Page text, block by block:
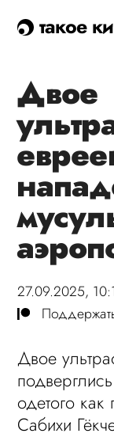
такое
Двое
27.09.2025,
Двое
одетого
Сабихи